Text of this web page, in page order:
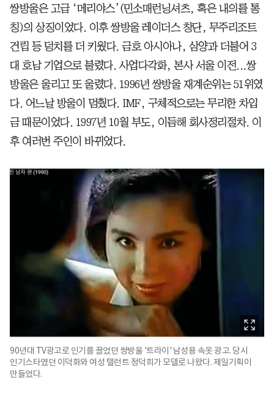
쌍방울은 고급 ‘메리야스’(민소매런닝셔츠, 혹은 내의를 통
칭)의 상징이었다. 이후 쌍방울 레이더스 창단, 무주리조트
건립 등 덩치를 더 키웠다. 금호 아시아나, 삼양과 더불어 3
대 호남 기업으로 불렸다. 사업다각화, 본사 서울 이전...쌍
방울은 울리고 또 울렸다. 1996년 쌍방울 재계순위는 51위였
다. 어느날 방울이 멈췄다. IMF, 구체적으로는 무리한 차입
금 때문이었다. 1997년 10월 부도, 이듬해 회사정리절차. 이
후 여러번 주인이 바뀌었다.
90년대 TV광고로 인기를 끌었던 쌍방울 '트라이' 남성용 속옷 광고. 당시
인기스타였던 이덕화와 여성 탤런트 정덕희가 모델로 나왔다. 제일기획이
만들었다.